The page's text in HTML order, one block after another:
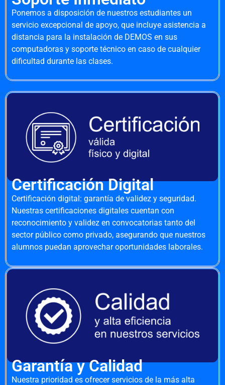
Ponemos a disposición de nuestros estudiantes un
servicio excepcional de apoyo, que incluye asistencia a
distancia para la instalación de DEMOS en sus
computadoras y soporte técnico en caso de cualquier
dificultad durante las clases.
Certificación Digital
Certificación digital: garantía de validez y seguridad.
Nuestras certificaciones digitales cuentan con
reconocimiento y validez en convocatorias tanto del
sector público como privado, asegurando que nuestros
alumnos puedan aprovechar oportunidades laborales.
Garantía y Calidad
Nuestra prioridad es ofrecer servicios de la más alta